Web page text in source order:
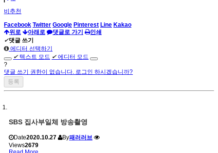
비추천
Facebook Twitter Google Pinterest Line Kakao
위로
아래로 댓글로 가기
인쇄
✔댓글 쓰기
에디터 선택하기
✔ 텍스트 모드 ✔에디터 모드
?
댓글 쓰기 권한이 없습니다. 로그인 하시겠습니까?
SBS 집사부일체 방송촬영
Date2020.10.27 By패러러브
Views2679